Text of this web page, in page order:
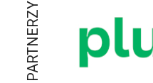
PARTNERZY